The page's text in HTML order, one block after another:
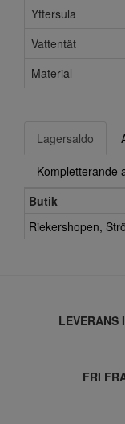
Yttersula
Vattentät
Material
Lagersaldo
Kompletterande
Butik
Riekershopen,
LEVERANS
FRI